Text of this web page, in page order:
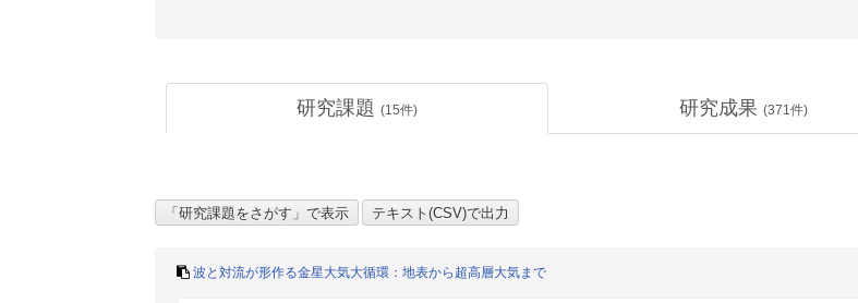
研究課題 (15件) 研究成果 (371件)
波と対流が形作る金星大気大循環：地表から超高層大気まで